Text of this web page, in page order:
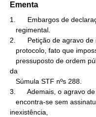
Ementa
1.      Embargos de
2.      Petição de agravo
da
3.      Ademais, o agravo
inexistência,